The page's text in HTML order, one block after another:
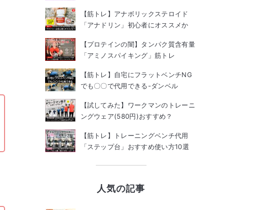
【筋トレ】アナボリックステロイド
「アナドリン」初心者にオススメか
【プロテインの闇】タンパク質含有量
「アミノスパイキング」筋トレ
【筋トレ】自宅にフラットベンチNG
でも〇〇で代用できる-ダンベル
【試してみた】ワークマンのトレーニ
ングウェア(580円)おすすめ？
【筋トレ】トレーニングベンチ代用
「ステップ台」おすすめ使い方10選
人気の記事